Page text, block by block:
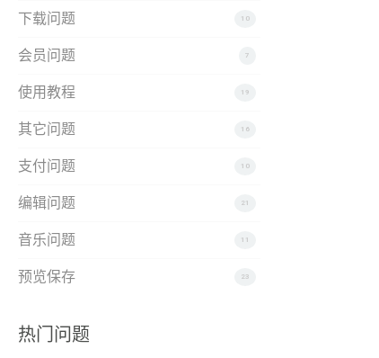
10
下载问题
7
会员问题
19
使用教程
16
其它问题
10
支付问题
21
编辑问题
11
音乐问题
23
预览保存
热门问题